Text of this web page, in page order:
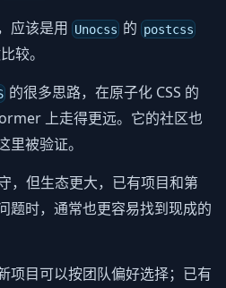
应该是用 Unocss 的 postcss
较。
的很多思路，在原子化 CSS 的
上走得更远。它的社区也
被验证。
，但生态更大，已有项目和第
题时，通常也更容易找到现成的
项目可以按团队偏好选择；已有